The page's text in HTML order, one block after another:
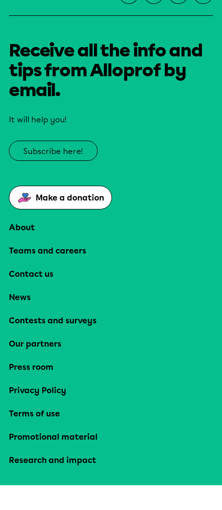
Receive all the info and
tips from Alloprof by
email.
It will help you!
Subscribe here!
Make a donation
About
Teams and careers
Contact us
News
Contests and surveys
Our partners
Press room
Privacy Policy
Terms of use
Promotional material
Research and impact